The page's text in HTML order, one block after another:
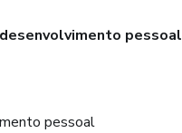
pessoal
pessoal